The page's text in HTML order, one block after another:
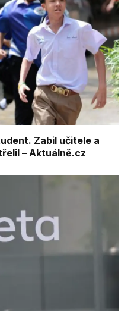
Zabil učitele a
– Aktuálně.cz